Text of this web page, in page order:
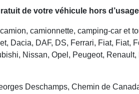
de votre véhicule hors
camionnette, camping-car et
Dacia, DAF, DS, Ferrari, Fiat, Fiat,
Nissan, Opel, Peugeot, Renault,
Deschamps, Chemin de